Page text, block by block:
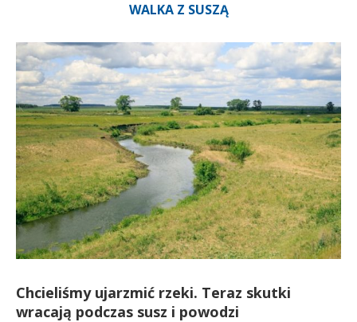
WALKA Z SUSZĄ
Chcieliśmy ujarzmić rzeki. Teraz skutki
wracają podczas susz i powodzi